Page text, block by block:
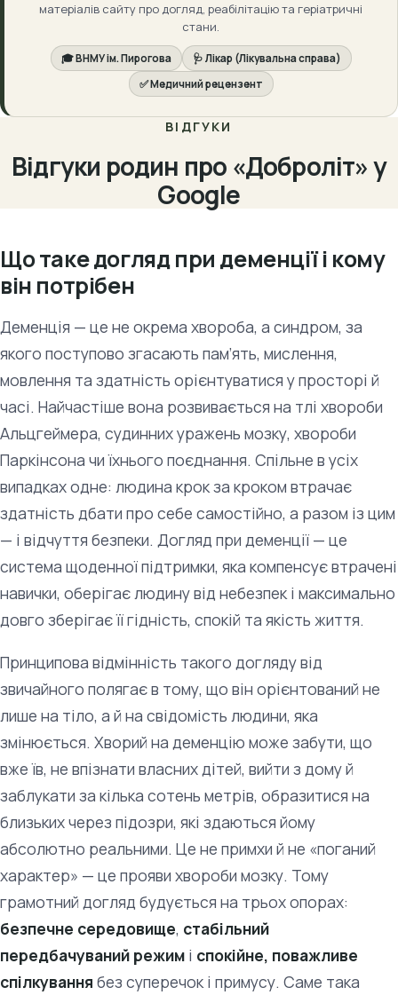
матеріалів сайту про догляд, реабілітацію та геріатричні
стани.
🎓 ВНМУ ім. Пирогова
🩺 Лікар (Лікувальна справа)
✅ Медичний рецензент
ВІДГУКИ
Відгуки родин про «Доброліт» у
Google
Що таке догляд при деменції і кому
він потрібен
Деменція — це не окрема хвороба, а синдром, за
якого поступово згасають пам’ять, мислення,
мовлення та здатність орієнтуватися у просторі й
часі. Найчастіше вона розвивається на тлі хвороби
Альцгеймера, судинних уражень мозку, хвороби
Паркінсона чи їхнього поєднання. Спільне в усіх
випадках одне: людина крок за кроком втрачає
здатність дбати про себе самостійно, а разом із цим
— і відчуття безпеки. Догляд при деменції — це
система щоденної підтримки, яка компенсує втрачені
навички, оберігає людину від небезпек і максимально
довго зберігає її гідність, спокій та якість життя.
Принципова відмінність такого догляду від
звичайного полягає в тому, що він орієнтований не
лише на тіло, а й на свідомість людини, яка
змінюється. Хворий на деменцію може забути, що
вже їв, не впізнати власних дітей, вийти з дому й
заблукати за кілька сотень метрів, образитися на
близьких через підозри, які здаються йому
абсолютно реальними. Це не примхи й не «поганий
характер» — це прояви хвороби мозку. Тому
грамотний догляд будується на трьох опорах:
безпечне середовище, стабільний
передбачуваний режим і спокійне, поважливе
спілкування без суперечок і примусу. Саме така